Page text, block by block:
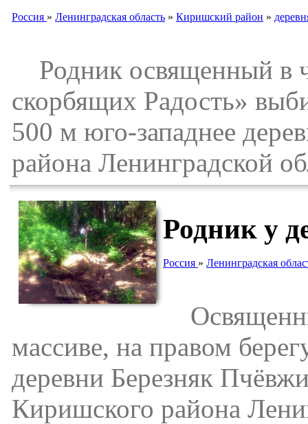
Россия » Ленинградская область » Киришский район »
Родник освященный в
скорбящих Радость»
500 м юго-западнее
района Ленинградской
Родник у
Россия » Ленинградская
массиве, на правом
деревни Березняк
Киришского района